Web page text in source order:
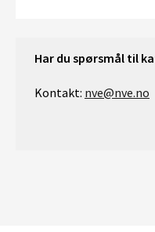
Har du spørsmål til
Kontakt: nve@nve.no